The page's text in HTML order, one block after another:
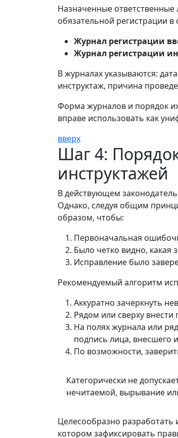
Назначенные
обязательной регистрации
Журнал регистрации
Журнал регистрации
В журналах указываются:
инструктаж, причина
Форма журналов и порядок
вправе использовать как
вверх
Шаг 4:
инструктажей
В действующем
Однако, следуя общим
образом, чтобы:
Первоначальная
Было четко видно, какая
Исправление было
Рекомендуемый алгоритм
Аккуратно зачеркнуть
Рядом или сверху
На полях журнала или
подпись лица, внесшего
По возможности,
Категорически не
нечитаемой, вырывание
Целесообразно разработать
котором зафиксировать